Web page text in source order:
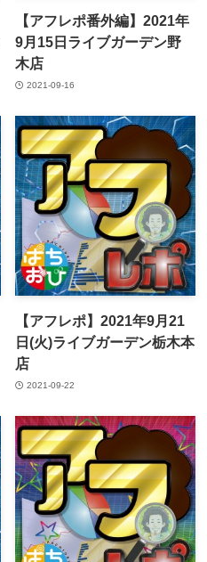
【アフレポ番外編】2021年
9月15日ライブガーデン野
木店
2021-09-16
【アフレポ】2021年9月21
日(火)ライブガーデン栃木本
店
2021-09-22